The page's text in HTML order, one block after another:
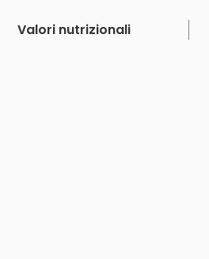
Valori nutrizionali